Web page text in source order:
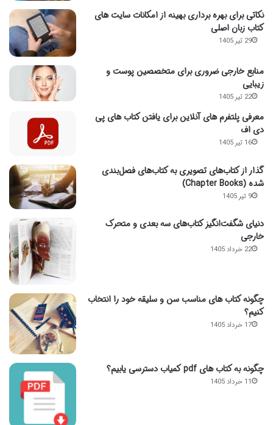
نکاتی برای بهره برداری بهینه از امکانات سایت های
کتاب زبان اصلی
29 تیر 1405
منابع خارجی ضروری برای متخصصین پوست و
زیبایی
22 تیر 1405
معرفی پلتفرم های آنلاین برای یافتن کتاب های پی
دی اف
16 تیر 1405
گذار از کتاب‌های تصویری به کتاب‌های فصل‌بندی
شده (Chapter Books)
9 تیر 1405
دنیای شگفت‌انگیز کتاب‌های سه بعدی و متحرک
خارجی
22 خرداد 1405
چگونه کتاب های مناسب سن و سلیقه خود را انتخاب
کنیم؟
17 خرداد 1405
چگونه به کتاب های pdf کمیاب دسترسی یابیم؟
11 خرداد 1405